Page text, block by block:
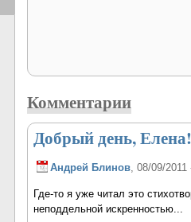
Комментарии
Добрый день, Елена!
Андрей Блинов, 08/09/2011
Где-то я уже читал это
неподдельной искренностью...